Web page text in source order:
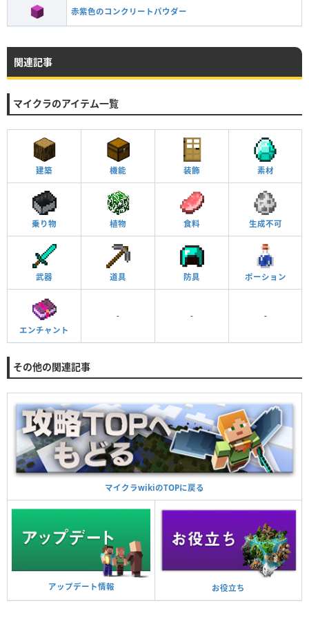
赤紫色のコンクリートパウダー
関連記事
マイクラのアイテム一覧
建築 機能 装飾 素材
乗り物 植物 食料 生成不可
武器 道具 防具 ポーション
エンチャント
- - -
その他の関連記事
マイクラwikiのTOPに戻る
アップデート情報 お役立ち